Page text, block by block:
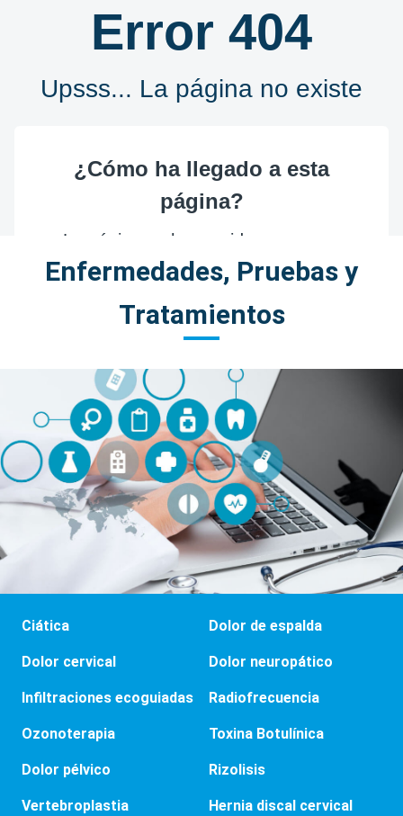
Enfermedades, Pruebas y
Tratamientos
Ciática Dolor de espalda
Dolor cervical Dolor neuropático
Infiltraciones ecoguiadas Radiofrecuencia
Ozonoterapia Toxina Botulínica
Dolor pélvico Rizolisis
Vertebroplastia Hernia discal cervical